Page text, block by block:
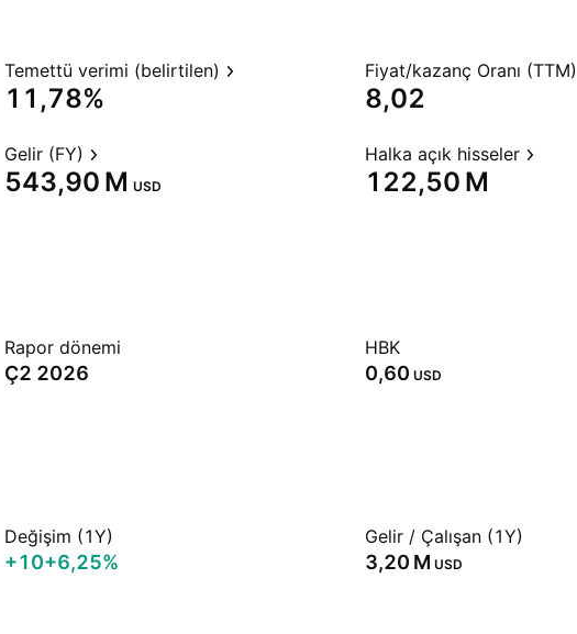
Temettü verimi (belirtilen)
11,78%
Fiyat/kazanç Oranı (TTM)
8,02
Gelir (FY)
‪543,90 M‬ USD
Halka açık hisseler
‪122,50 M‬
Rapor dönemi
Ç2 2026
HBK
0,60 USD
Değişim (1Y)
+10+6,25%
Gelir / Çalışan (1Y)
‪3,20 M‬ USD